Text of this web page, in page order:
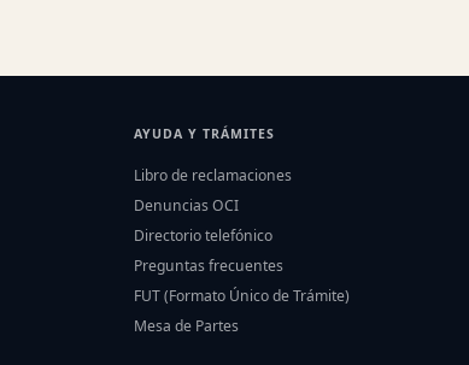
AYUDA Y TRÁMITES
Libro de reclamaciones
Denuncias OCI
Directorio telefónico
Preguntas frecuentes
FUT (Formato Único de Trámite)
Mesa de Partes